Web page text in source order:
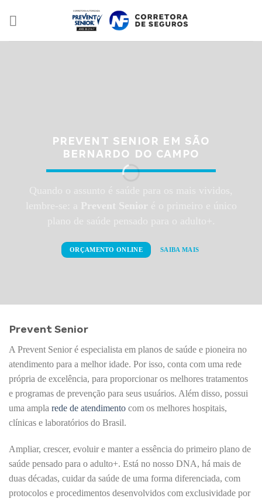
PREVENT SENIOR EM SÃO
BERNARDO DO CAMPO
ORÇAMENTO ONLINE SAIBA MAIS
Prevent Senior
A Prevent Senior é especialista em planos de saúde e pioneira no
atendimento para a melhor idade. Por isso, conta com uma rede
própria de excelência, para proporcionar os melhores tratamentos
e programas de prevenção para seus usuários. Além disso, possui
uma ampla rede de atendimento com os melhores hospitais,
clínicas e laboratórios do Brasil.
Ampliar, crescer, evoluir e manter a essência do primeiro plano de
saúde pensado para o adulto+. Está no nosso DNA, há mais de
duas décadas, cuidar da saúde de uma forma diferenciada, com
protocolos e procedimentos desenvolvidos com exclusividade por